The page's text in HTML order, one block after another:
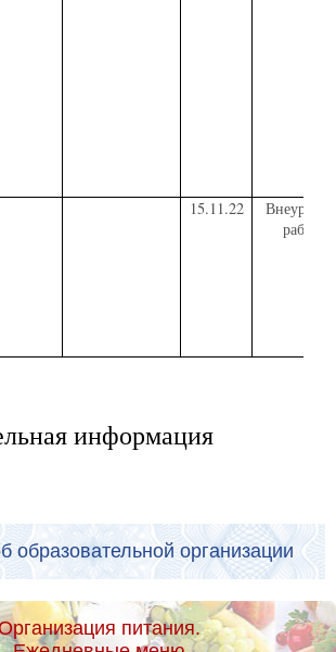
15.11.22
работа
информация
образовательной организации
питания.